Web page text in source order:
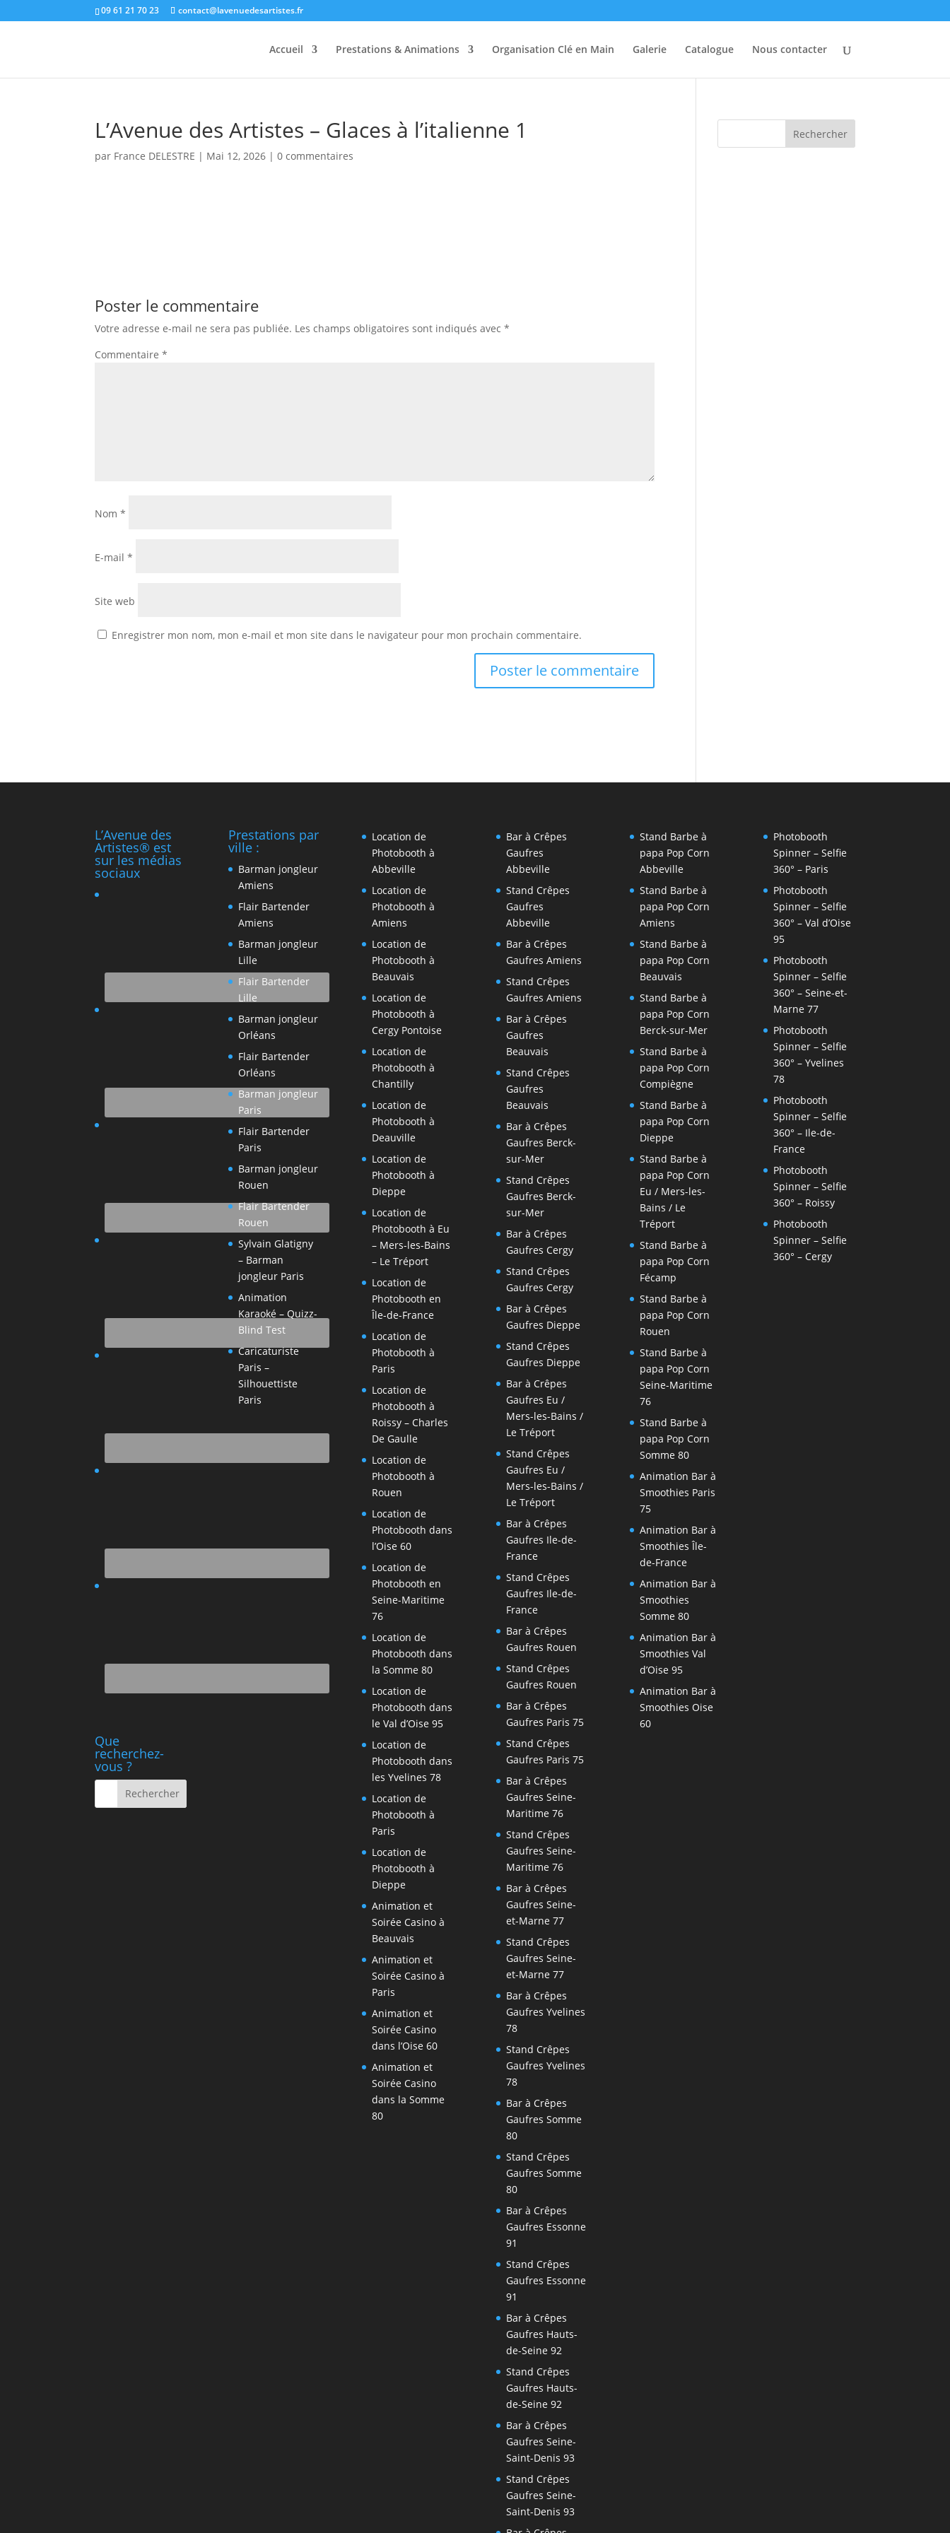
09 61 21 70 23 contact@lavenuedesartistes.fr
Accueil Prestations & Animations Organisation Clé en Main Galerie Catalogue Nous contacter
L’Avenue des Artistes – Glaces à l’italienne 1
par France DELESTRE | Mai 12, 2026 |0 commentaires
Poster le commentaire
Votre adresse e-mail ne sera pas publiée. Les champs obligatoires sont indiqués avec*
Commentaire*
Nom*
E-mail*
Site web
Enregistrer mon nom, mon e-mail et mon site dans le navigateur pour mon prochain commentaire.
L’Avenue des
Artistes® est
sur les médias
sociaux
Que
recherchez-
vous ?
Prestations par
ville :
Barman jongleur
Amiens
Flair Bartender
Amiens
Barman jongleur
Lille
Flair Bartender
Lille
Barman jongleur
Orléans
Flair Bartender
Orléans
Barman jongleur
Paris
Flair Bartender
Paris
Barman jongleur
Rouen
Flair Bartender
Rouen
Sylvain Glatigny
– Barman
jongleur Paris
Animation
Karaoké – Quizz-
Blind Test
Caricaturiste
Paris –
Silhouettiste
Paris
Location de
Photobooth à
Abbeville
Location de
Photobooth à
Amiens
Location de
Photobooth à
Beauvais
Location de
Photobooth à
Cergy Pontoise
Location de
Photobooth à
Chantilly
Location de
Photobooth à
Deauville
Location de
Photobooth à
Dieppe
Location de
Photobooth à Eu
– Mers-les-Bains
– Le Tréport
Location de
Photobooth en
Île-de-France
Location de
Photobooth à
Paris
Location de
Photobooth à
Roissy – Charles
De Gaulle
Location de
Photobooth à
Rouen
Location de
Photobooth dans
l’Oise 60
Location de
Photobooth en
Seine-Maritime
76
Location de
Photobooth dans
la Somme 80
Location de
Photobooth dans
le Val d’Oise 95
Location de
Photobooth dans
les Yvelines 78
Location de
Photobooth à
Paris
Location de
Photobooth à
Dieppe
Animation et
Soirée Casino à
Beauvais
Animation et
Soirée Casino à
Paris
Animation et
Soirée Casino
dans l’Oise 60
Animation et
Soirée Casino
dans la Somme
80
Bar à Crêpes
Gaufres
Abbeville
Stand Crêpes
Gaufres
Abbeville
Bar à Crêpes
Gaufres Amiens
Stand Crêpes
Gaufres Amiens
Bar à Crêpes
Gaufres
Beauvais
Stand Crêpes
Gaufres
Beauvais
Bar à Crêpes
Gaufres Berck-
sur-Mer
Stand Crêpes
Gaufres Berck-
sur-Mer
Bar à Crêpes
Gaufres Cergy
Stand Crêpes
Gaufres Cergy
Bar à Crêpes
Gaufres Dieppe
Stand Crêpes
Gaufres Dieppe
Bar à Crêpes
Gaufres Eu /
Mers-les-Bains /
Le Tréport
Stand Crêpes
Gaufres Eu /
Mers-les-Bains /
Le Tréport
Bar à Crêpes
Gaufres Ile-de-
France
Stand Crêpes
Gaufres Ile-de-
France
Bar à Crêpes
Gaufres Rouen
Stand Crêpes
Gaufres Rouen
Bar à Crêpes
Gaufres Paris 75
Stand Crêpes
Gaufres Paris 75
Bar à Crêpes
Gaufres Seine-
Maritime 76
Stand Crêpes
Gaufres Seine-
Maritime 76
Bar à Crêpes
Gaufres Seine-
et-Marne 77
Stand Crêpes
Gaufres Seine-
et-Marne 77
Bar à Crêpes
Gaufres Yvelines
78
Stand Crêpes
Gaufres Yvelines
78
Bar à Crêpes
Gaufres Somme
80
Stand Crêpes
Gaufres Somme
80
Bar à Crêpes
Gaufres Essonne
91
Stand Crêpes
Gaufres Essonne
91
Bar à Crêpes
Gaufres Hauts-
de-Seine 92
Stand Crêpes
Gaufres Hauts-
de-Seine 92
Bar à Crêpes
Gaufres Seine-
Saint-Denis 93
Stand Crêpes
Gaufres Seine-
Saint-Denis 93
Stand Barbe à
papa Pop Corn
Abbeville
Stand Barbe à
papa Pop Corn
Amiens
Stand Barbe à
papa Pop Corn
Beauvais
Stand Barbe à
papa Pop Corn
Berck-sur-Mer
Stand Barbe à
papa Pop Corn
Compiègne
Stand Barbe à
papa Pop Corn
Dieppe
Stand Barbe à
papa Pop Corn
Eu / Mers-les-
Bains / Le
Tréport
Stand Barbe à
papa Pop Corn
Fécamp
Stand Barbe à
papa Pop Corn
Rouen
Stand Barbe à
papa Pop Corn
Seine-Maritime
76
Stand Barbe à
papa Pop Corn
Somme 80
Animation Bar à
Smoothies Paris
75
Animation Bar à
Smoothies Île-
de-France
Animation Bar à
Smoothies
Somme 80
Animation Bar à
Smoothies Val
d’Oise 95
Animation Bar à
Smoothies Oise
60
Photobooth
Spinner – Selfie
360° – Paris
Photobooth
Spinner – Selfie
360° – Val d’Oise
95
Photobooth
Spinner – Selfie
360° – Seine-et-
Marne 77
Photobooth
Spinner – Selfie
360° – Yvelines
78
Photobooth
Spinner – Selfie
360° – Ile-de-
France
Photobooth
Spinner – Selfie
360° – Roissy
Photobooth
Spinner – Selfie
360° – Cergy